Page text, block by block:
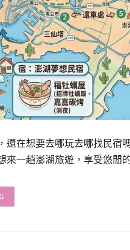
還在想要去哪玩去哪找民宿
來一趟澎湖旅遊，享受悠閒